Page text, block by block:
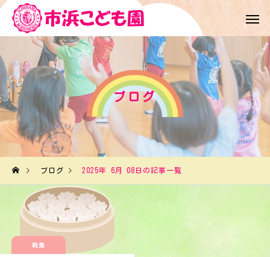
ブログ
ブログ 2025年 6月 08日の記事一覧
給食